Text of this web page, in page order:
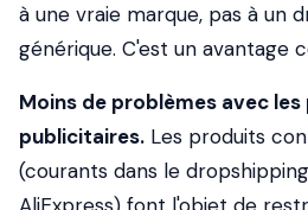
à une vraie marque, pas à un
générique. C'est un avantage
Moins de problèmes avec
publicitaires. Les produits
(courants dans le